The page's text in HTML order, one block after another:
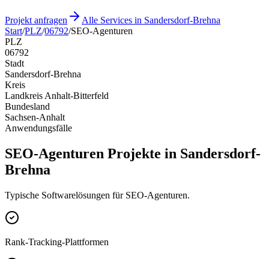
Projekt anfragen
Alle Services in Sandersdorf-Brehna
Start/PLZ/06792/SEO-Agenturen
PLZ
06792
Stadt
Sandersdorf-Brehna
Kreis
Landkreis Anhalt-Bitterfeld
Bundesland
Sachsen-Anhalt
Anwendungsfälle
SEO-Agenturen Projekte in Sandersdorf-
Brehna
Typische Softwarelösungen für SEO-Agenturen.
Rank-Tracking-Plattformen